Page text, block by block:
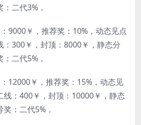
二代3%，
9000￥，推荐奖：10%，动态见点
：300￥，封顶：8000￥，静态分
二代5%，
12000￥，推荐奖：15%，动态见
线：400￥，封顶：10000￥，静态
：二代5%，